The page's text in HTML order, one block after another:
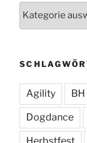
Agility BH
Dogdance